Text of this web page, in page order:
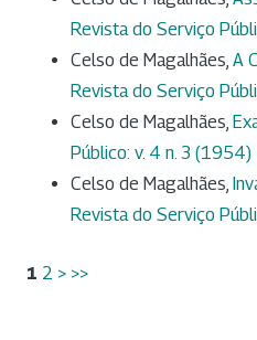
Revista do Serviço
Celso de Magalhães, A
Revista do Serviço
Celso de Magalhães,
Público: v. 4 n. 3 (1954)
Celso de Magalhães,
Revista do Serviço
1 2 > >>